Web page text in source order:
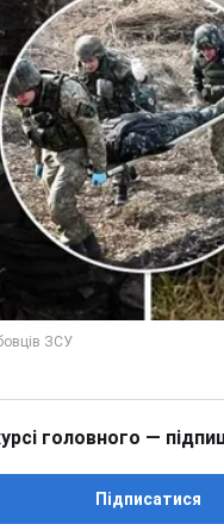
головного —
Підписатися